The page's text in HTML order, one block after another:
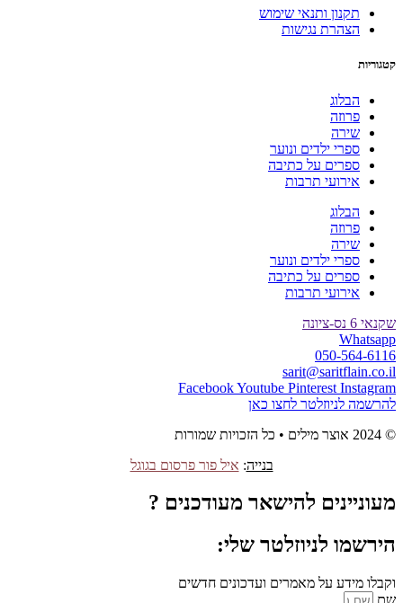
תקנון ותנאי שימוש
הצהרת נגישות
קטגוריות
הבלוג
פרוזה
שירה
ספרי ילדים ונוער
ספרים על כתיבה
אירועי תרבות
הבלוג
פרוזה
שירה
ספרי ילדים ונוער
ספרים על כתיבה
אירועי תרבות
שקנאי 6 נס-ציונה
Whatsapp
050-564-6116
sarit@saritflain.co.il
FacebookYoutube Pinterest Instagram
להרשמה לניוזלטר לחצו כאן
© 2024 אוצר מילים • כל הזכויות שמורות
בנייה: איל פור פרסום בגוגל
מעוניינים להישאר מעודכנים ?
הירשמו לניוזלטר שלי:
וקבלו מידע על מאמרים ועדכונים חדשים